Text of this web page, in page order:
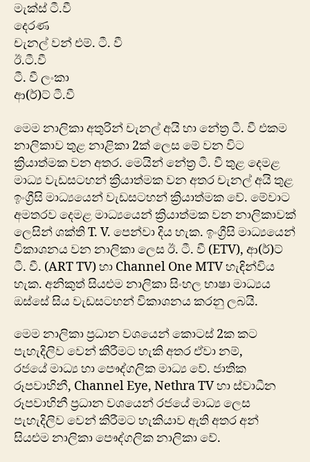
මැක්ස් ටී.වී
දෙරණ
චැනල් වන් එම්. ටී. වී
ඊ.ටී.වී
ටී. වී ලංකා
ආ(ර්)ට් ටී.වී
මෙම නාලිකා අතුරින් චැනල් අයි හා නේත්‍ර ටී. වී එකම
නාලිකාව තුළ නාළිකා 2ක් ලෙස මේ වන විට
ක්‍රියාත්මක වන අතර. මෙයින් නේත්‍ර ටී. වී තුළ දෙමළ
මාධ්‍ය වැඩසටහන් ක්‍රියාත්මක වන අතර චැනල් අයි තුළ
ඉංග්‍රීසි මාධ්‍යයෙන් වැඩසටහන් ක්‍රියාත්මක වේ. මේවාට
අමතරව දෙමළ මාධ්‍යයෙන් ක්‍රියාත්මක වන නාලිකාවක්
ලෙසින් ශක්ති T. V. පෙන්වා දිය හැක. ඉංග්‍රීසි මාධ්‍ය‍යෙන්
විකාශනය වන නාලිකා ලෙස ඊ. ටී. වී (ETV), ආ(ර්)ට්
ටී. වී. (ART TV) හා Channel One MTV හැඳින්විය
හැක. අනිකුත් සියළුම නාලිකා සිංහල භාෂා මාධ්‍යය
‍ඔස්සේ සිය වැඩසටහන් විකාශනය කරනු ලබයි.
මෙම නාලිකා ප්‍රධාන වශයෙන් කොටස් 2ක කට
පැහැදිලිව වෙන් කිරීමට හැකි අතර ඒවා නම්,
රජයේ මාධ්‍ය හා පෞද්ගලික මාධ්‍ය වේ. ජාතික
රූපවාහිනී, Channel Eye, Nethra TV හා ස්වාධීන
රූපවාහිනී ප්‍රධාන වශයෙන් රජයේ මාධ්‍ය ලෙස
පැහැදිලිව වෙන් කිරීමට හැකියාව ඇති අතර අන්
සියළුම නාලිකා පෞද්ගලික නාලිකා වේ.